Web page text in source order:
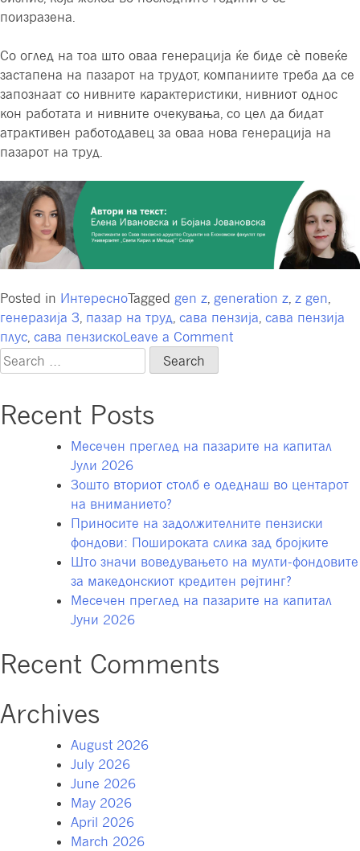
поизразена.
Со оглед на тоа што оваа генерација ќе биде сѐ повеќе
застапена на пазарот на трудот, компаниите треба да се
запознаат со нивните карактеристики, нивниот однос
кон работата и нивните очекувања, со цел да бидат
атрактивен работодавец за оваа нова генерација на
пазарот на труд.
Posted in ИнтересноTagged gen z generation z z gen
генеразија З пазар на труд сава пензија сава пензија
плус сава пензискоLeave a Commenton
на
на
Search
for:
Recent Posts
Месечен преглед на пазарите на капитал
Јули 2026
Зошто вториот столб е одеднаш во центарот
на вниманието?
Приносите на задолжителните пензиски
фондови: Пошироката слика зад бројките
Што значи воведувањето на мулти-фондовите
за македонскиот кредитен рејтинг?
Месечен преглед на пазарите на капитал
Јуни 2026
Recent Comments
Archives
August 2026
July 2026
June 2026
May 2026
April 2026
March 2026